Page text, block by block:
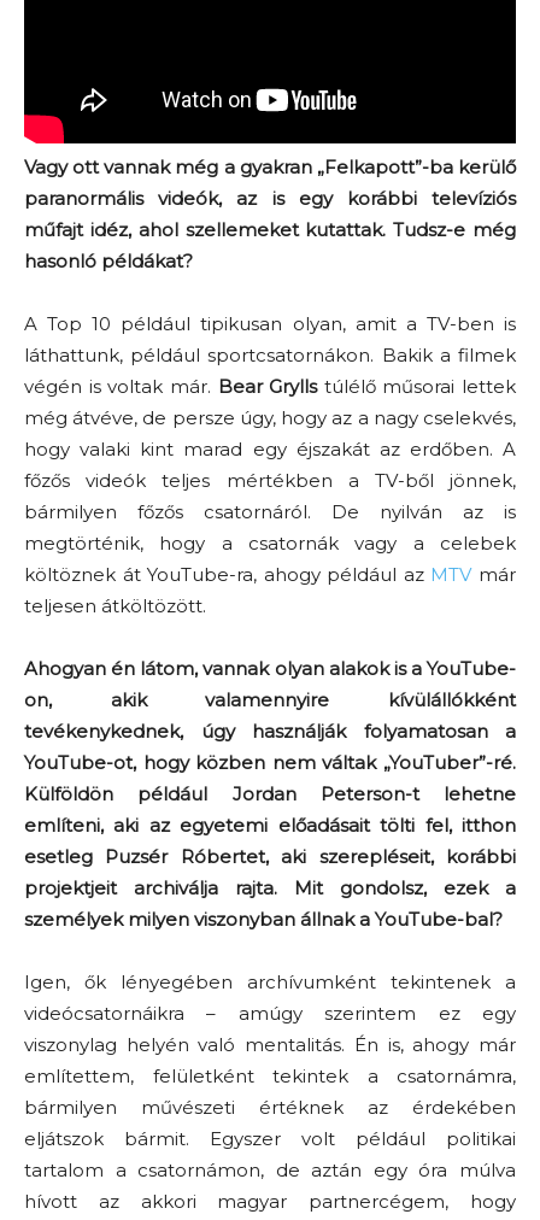
Vagy ott vannak még a gyakran „Felkapott”-ba kerülő
paranormális videók, az is egy korábbi televíziós
műfajt idéz, ahol szellemeket kutattak. Tudsz-e még
hasonló példákat?
A Top 10 például tipikusan olyan, amit a TV-ben is
láthattunk, például sportcsatornákon. Bakik a filmek
végén is voltak már. Bear Gryllstúlélő műsorai lettek
még átvéve, de persze úgy, hogy az a nagy cselekvés,
hogy valaki kint marad egy éjszakát az erdőben. A
főzős videók teljes mértékben a TV-ből jönnek,
bármilyen főzős csatornáról. De nyilván az is
megtörténik, hogy a csatornák vagy a celebek
költöznek át YouTube-ra, ahogy például az MTVmár
teljesen átköltözött.
Ahogyan én látom, vannak olyan alakok is a YouTube-
on, akik valamennyire kívülállókként
tevékenykednek, úgy használják folyamatosan a
YouTube-ot, hogy közben nem váltak „YouTuber”-ré.
Külföldön például Jordan Peterson-t lehetne
említeni, aki az egyetemi előadásait tölti fel, itthon
esetleg Puzsér Róbertet, aki szerepléseit, korábbi
projektjeit archiválja rajta. Mit gondolsz, ezek a
személyek milyen viszonyban állnak a YouTube-bal?
Igen, ők lényegében archívumként tekintenek a
videócsatornáikra – amúgy szerintem ez egy
viszonylag helyén való mentalitás. Én is, ahogy már
említettem, felületként tekintek a csatornámra,
bármilyen művészeti értéknek az érdekében
eljátszok bármit. Egyszer volt például politikai
tartalom a csatornámon, de aztán egy óra múlva
hívott az akkori magyar partnercégem, hogy